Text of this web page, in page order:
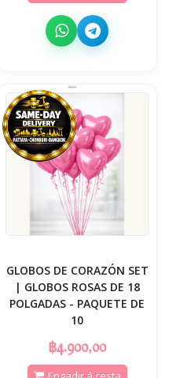
GLOBOS DE CORAZÓN SET
| GLOBOS ROSAS DE 18
POLGADAS - PAQUETE DE
10
฿4.900,00